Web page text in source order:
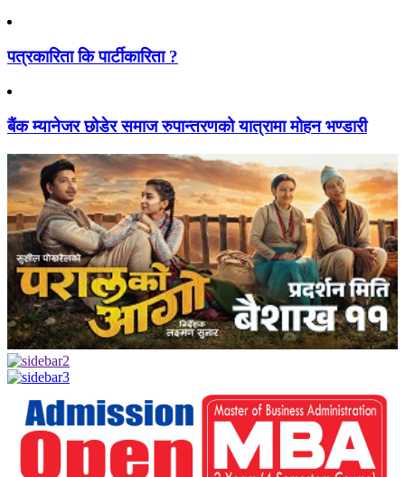
पत्रकारिता कि पार्टीकारिता ?
बैंक म्यानेजर छोडेर समाज रुपान्तरणको यात्रामा मोहन भण्डारी